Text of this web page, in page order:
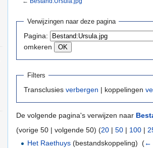
Verwijzingen naar deze pagina
Pagina:
omkeren
Filters
Transclusies verbergen | koppelingen
De volgende pagina's verwijzen naar
(vorige 50 | volgende 50) (20 | 50 | 100 |
Het Raethuys (bestandskoppeling) ‎(←